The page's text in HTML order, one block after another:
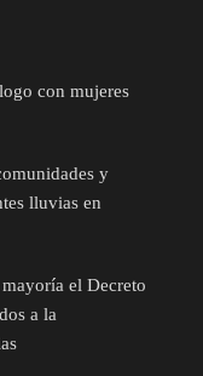
con mujeres
y
lluvias en
el Decreto
a la